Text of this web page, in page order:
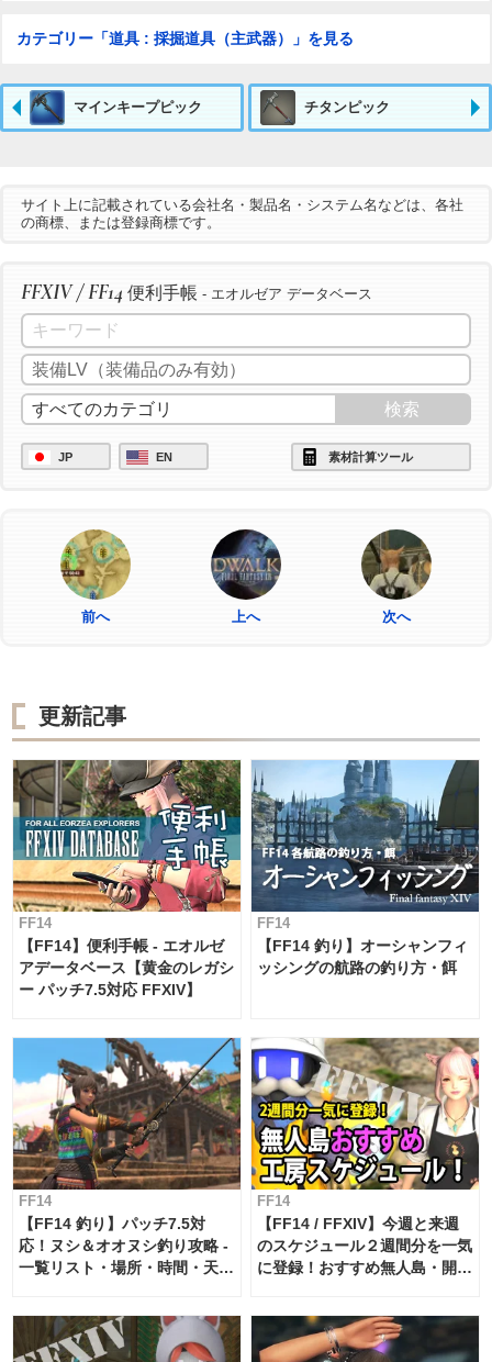
カテゴリー「道具 : 採掘道具（主武器）」を見る
マインキープピック チタンピック
サイト上に記載されている会社名・製品名・システム名などは、各社
の商標、または登録商標です。
FFXIV / FF14 便利手帳 - エオルゼア データベース
JP EN 素材計算ツール
前へ 上へ 次へ
更新記事
FF14
【FF14】便利手帳 - エオルゼ
アデータベース【黄金のレガシ
ー パッチ7.5対応 FFXIV】
FF14
【FF14 釣り】オーシャンフィ
ッシングの航路の釣り方・餌
FF14
【FF14 釣り】パッチ7.5対
応！ヌシ＆オオヌシ釣り攻略 -
一覧リスト・場所・時間・天
FF14
【FF14 / FFXIV】今週と来週
のスケジュール２週間分を一気
に登録！おすすめ無人島・開拓